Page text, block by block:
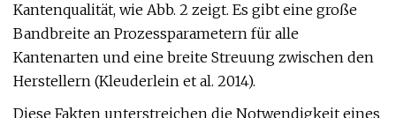
Kantenqualität, wie Abb. 2 zeigt. Es gibt eine große
Bandbreite an Prozessparametern für alle
Kantenarten und eine breite Streuung zwischen den
Herstellern (Kleuderlein et al. 2014).
Diese Fakten unterstreichen die Notwendigkeit eines